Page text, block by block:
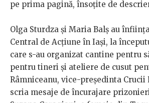
pe prima pagină, însoțite de
Olga Sturdza și Maria Balș au
Central de Acțiune în Iași, la
care s-au organizat cantine pentru
pentru tineri și ateliere de cusut
Râmniceanu, vice-președinta Crucii
scria mesaje de încurajare